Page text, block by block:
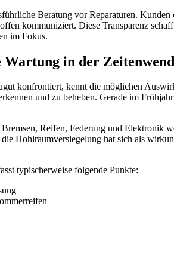
Beratung vor Reparaturen.
kommuniziert. Diese Transparenz
im Fokus.
in der
konfrontiert, kennt die möglichen
und zu beheben. Gerade im
Reifen, Federung und
Hohlraumversiegelung hat sich als
typischerweise folgende Punkte: